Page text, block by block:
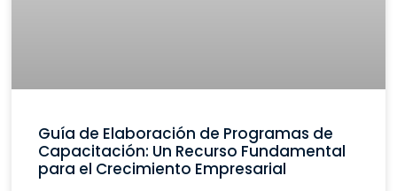
Guía de Elaboración de Programas de
Capacitación: Un Recurso Fundamental
para el Crecimiento Empresarial